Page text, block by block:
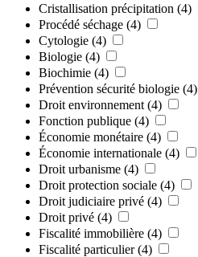
Cristallisation précipitation (4)
Procédé séchage (4)
Cytologie (4)
Biologie (4)
Biochimie (4)
Prévention sécurité biologie (4)
Droit environnement (4)
Fonction publique (4)
Économie monétaire (4)
Économie internationale (4)
Droit urbanisme (4)
Droit protection sociale (4)
Droit judiciaire privé (4)
Droit privé (4)
Fiscalité immobilière (4)
Fiscalité particulier (4)